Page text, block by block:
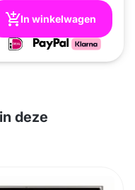
In winkelwagen
deze